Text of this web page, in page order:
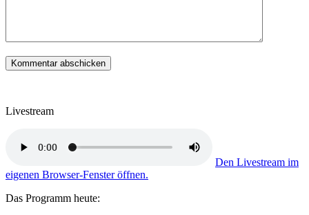
Livestream
Den Livestream im
eigenen Browser-Fenster öffnen.
Das Programm heute: